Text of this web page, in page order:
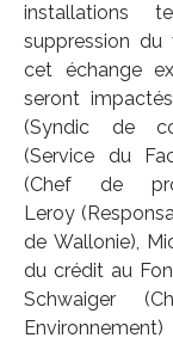
installations
suppression
cet échange
seront
(Syndic de
(Service du
(Chef de
Leroy
de Wallonie),
du crédit au
Schwaiger